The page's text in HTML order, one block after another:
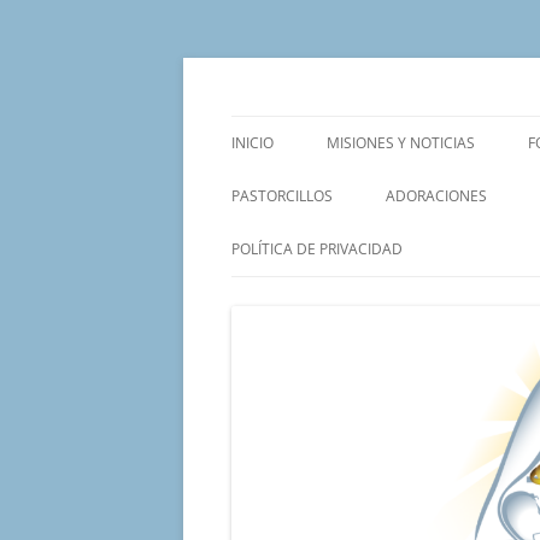
Saltar
INICIO MISIONES Y NOTICIAS
PASTORCILLOS ADORACIONES
POLÍTICA DE PRIVACIDAD